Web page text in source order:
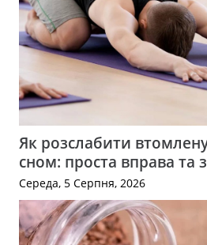
Як розслабити
сном: проста вправа та
Середа, 5 Серпня, 2026